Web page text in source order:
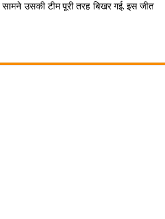
उसकी टीम पूरी तरह बिखर गई. इस जीत